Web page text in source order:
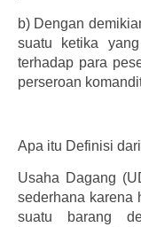
b) Dengan
suatu ketika
terhadap para
perseroan
Apa itu Definisi
Usaha Dagang
sederhana karena
suatu barang